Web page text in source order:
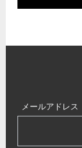
メールアドレス